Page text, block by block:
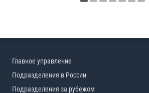
Главное управление
Подразделения в России
Подразделения за рубежом